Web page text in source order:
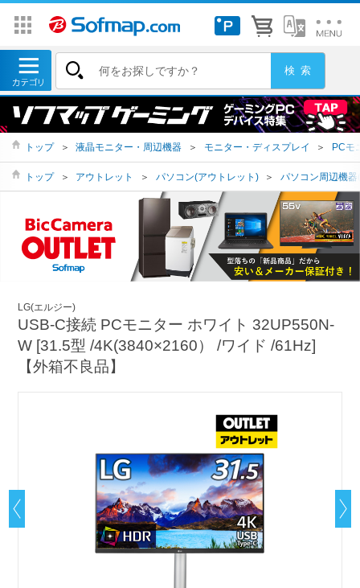
トップ ＞ 液晶モニター・周辺機器 ＞ モニター・ディスプレイ ＞ PCモ
トップ ＞ アウトレット ＞ パソコン(アウトレット) ＞ パソコン周辺機
LG(エルジー)
USB-C接続 PCモニター ホワイト 32UP550N-
W [31.5型 /4K(3840×2160） /ワイド /61Hz]
【外箱不良品】